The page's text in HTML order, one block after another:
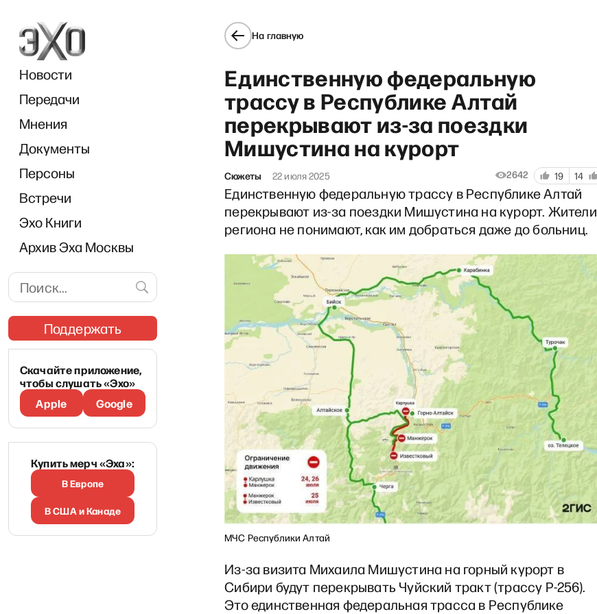
Новости
Передачи
Мнения
Документы
Персоны
Встречи
Эхо Книги
Архив Эха Москвы
Поддержать
Скачайте приложение,
чтобы слушать «Эхо»
Apple
Google
Купить мерч «Эха»:
В Европе
В США и Канаде
На главную
Единственную федеральную
трассу в Республике Алтай
перекрывают из-за поездки
Мишустина на курорт
Сюжеты 22 июля 2025 2642 19 14
Единственную федеральную трассу в Республике Алтай
перекрывают из-за поездки Мишустина на курорт. Жители
региона не понимают, как им добраться даже до больниц.
МЧС Республики Алтай
Из-за визита Михаила Мишустина на горный курорт в
Сибири будут перекрывать Чуйский тракт (трассу Р-256).
Это единственная федеральная трасса в Республике
маркетплейсов и партия «Яблоко»